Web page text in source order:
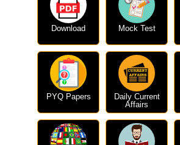
Download Mock Test
PYQ Papers
Daily Current
Affairs